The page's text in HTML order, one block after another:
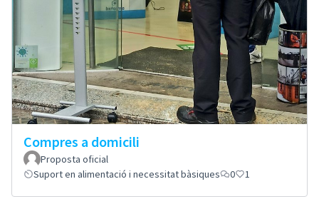
Compres a domicili
Proposta oficial
Suport en alimentació i necessitat bàsiques
0 1